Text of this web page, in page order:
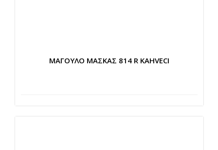
ΜΑΓΟΥΛΟ ΜΑΣΚΑΣ 814 R KAHVECI